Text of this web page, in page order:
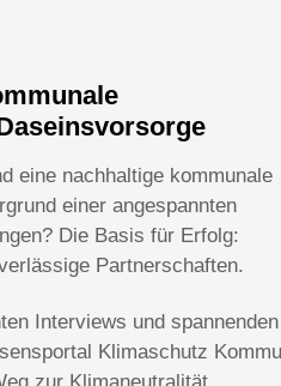
eine nachhaltige kommunale
einer angespannten
Die Basis für Erfolg:
Partnerschaften.
Interviews und spannenden
Klimaschutz